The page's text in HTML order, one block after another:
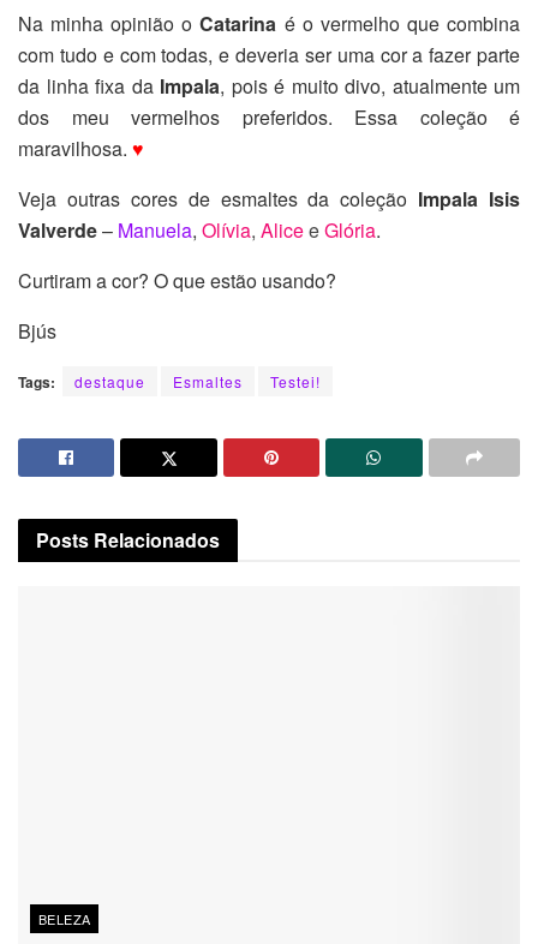
Na minha opinião oCatarina é o vermelho que combina
com tudo e com todas, e deveria ser uma cor a fazer parte
da linha fixa da Impala, pois é muito divo, atualmente um
dos meu vermelhos preferidos. Essa coleção é
maravilhosa. ♥
Veja outras cores de esmaltes da coleção Impala Isis
Valverde– Manuela, Olívia, AliceeGlória.
Curtiram a cor? O que estão usando?
Bjús
Tags: destaque Esmaltes Testei!
Posts Relacionados
BELEZA